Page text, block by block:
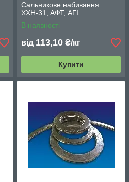
Сальникове набивання
ХХН-31, АФТ, АГІ
В наявності
від 113,10 ₴/кг
Купити